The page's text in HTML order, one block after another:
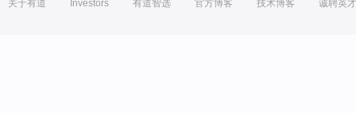
关于有道 Investors 有道智选 官方博客 技术博客 诚聘英才